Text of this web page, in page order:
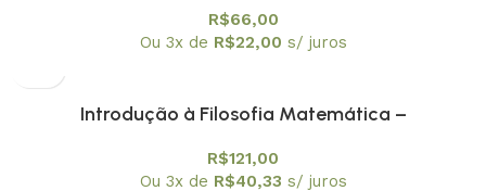
R$66,00
Ou 3x de R$22,00 s/ juros
Introdução à Filosofia Matemática –
R$121,00
Ou 3x de R$40,33 s/ juros